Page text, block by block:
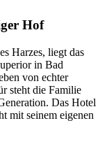
Hof
Harzes, liegt das
in Bad
von echter
steht die Familie
Das Hotel
mit seinem eigenen